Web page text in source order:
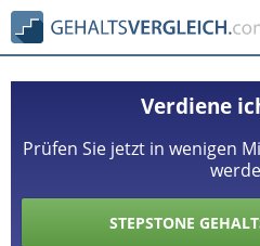
Verdiene
Prüfen Sie jetzt in wenigen
STEPSTONE